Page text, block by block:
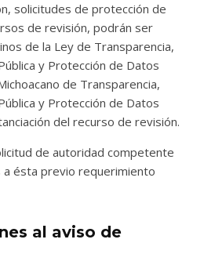
solicitudes de protección de
de revisión, podrán ser
de la Ley de Transparencia,
y Protección de Datos
de Transparencia,
y Protección de Datos
del recurso de revisión.
de autoridad competente
ésta previo requerimiento
al aviso de